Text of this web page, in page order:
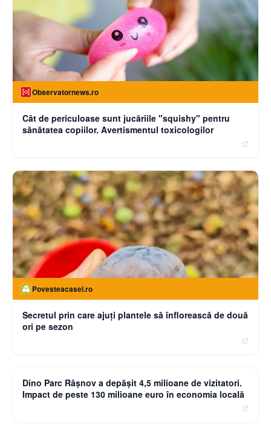
Observatornews.ro
Cât de periculoase sunt jucăriile "squishy" pentru
sănătatea copiilor. Avertismentul toxicologilor
Povesteacasei.ro
Secretul prin care ajuți plantele să înflorească de două
ori pe sezon
Dino Parc Râșnov a depășit 4,5 milioane de vizitatori.
Impact de peste 130 milioane euro în economia locală